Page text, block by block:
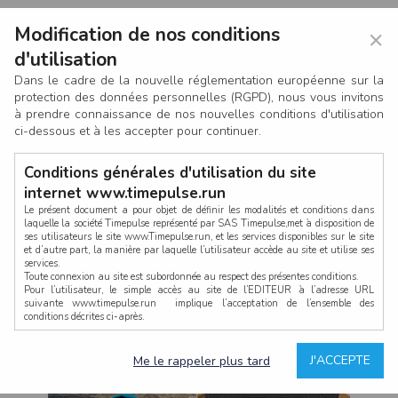
CONNEXION
×
Modification de nos conditions
d'utilisation
Dans le cadre de la nouvelle réglementation européenne sur la
protection des données personnelles (RGPD), nous vous invitons
à prendre connaissance de nos nouvelles conditions d'utilisation
ci-dessous et à les accepter pour continuer.
Conditions générales d'utilisation du site
internet www.timepulse.run
Le présent document a pour objet de définir les modalités et conditions dans
laquelle la société Timepulse représenté par SAS Timepulse,met à disposition de
ses utilisateurs le site www.Timepulse.run, et les services disponibles sur le site
et d’autre part, la manière par laquelle l’utilisateur accède au site et utilise ses
services.
Toute connexion au site est subordonnée au respect des présentes conditions.
Pour l’utilisateur, le simple accès au site de l’EDITEUR à l’adresse URL
suivante www.timepulse.run implique l’acceptation de l’ensemble des
conditions décrites ci-après.
La structure générale du site www.timepulse.run, par quelque procédé que ce
soit, sans l'autorisation préalable et par écrit de Fourcherot Mickael et/ou de ses
J'ACCEPTE
Me le rappeler plus tard